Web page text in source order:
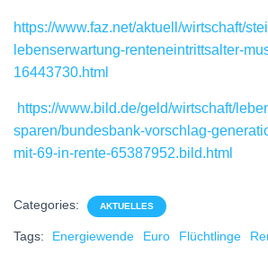
https://www.faz.net/aktuell/wirtschaft/
lebenserwartung-renteneintrittsalter-
16443730.html
https://www.bild.de/geld/wirtschaft/
sparen/bundesbank-vorschlag-
mit-69-in-rente-65387952.bild.html
Categories: AKTUELLES
Tags: Energiewende Euro Flüchtlinge